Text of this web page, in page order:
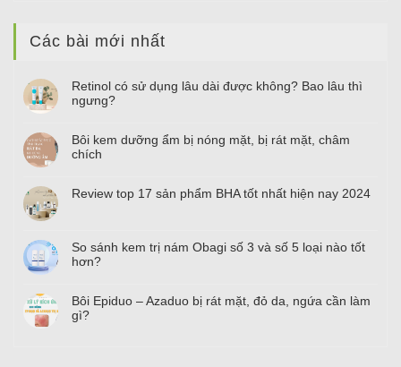
Các bài mới nhất
Retinol có sử dụng lâu dài được không? Bao lâu thì
ngưng?
Bôi kem dưỡng ẩm bị nóng mặt, bị rát mặt, châm
chích
Review top 17 sản phẩm BHA tốt nhất hiện nay 2024
So sánh kem trị nám Obagi số 3 và số 5 loại nào tốt
hơn?
Bôi Epiduo – Azaduo bị rát mặt, đỏ da, ngứa cần làm
gì?